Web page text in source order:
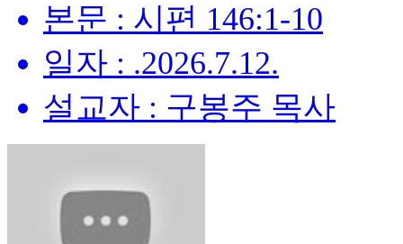
본문 : 시편 146:1-10
일자 : .2026.7.12.
설교자 : 구봉주 목사